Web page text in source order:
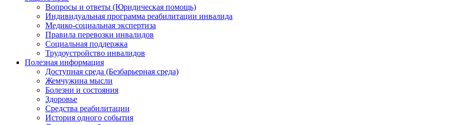
Вопросы и ответы (Юридическая помощь)
Индивидуальная программа реабилитации инвалида
Медико-социальная экспертиза
Правила перевозки инвалидов
Социальная поддержка
Трудоустройство инвалидов
Полезная информация
Доступная среда (Безбарьерная среда)
Жемчужина мысли
Болезни и состояния
Здоровье
Средства реабилитации
История одного события